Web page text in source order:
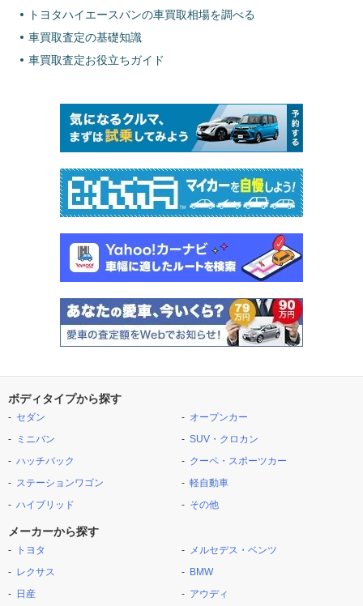
トヨタハイエースバンの車買取相場を調べる
車買取査定の基礎知識
車買取査定お役立ちガイド
ボディタイプから探す
セダン
ミニバン
ハッチバック
ステーションワゴン
ハイブリッド
オープンカー
SUV・クロカン
クーペ・スポーツカー
軽自動車
その他
メーカーから探す
トヨタ
レクサス
日産
メルセデス・ベンツ
BMW
アウディ